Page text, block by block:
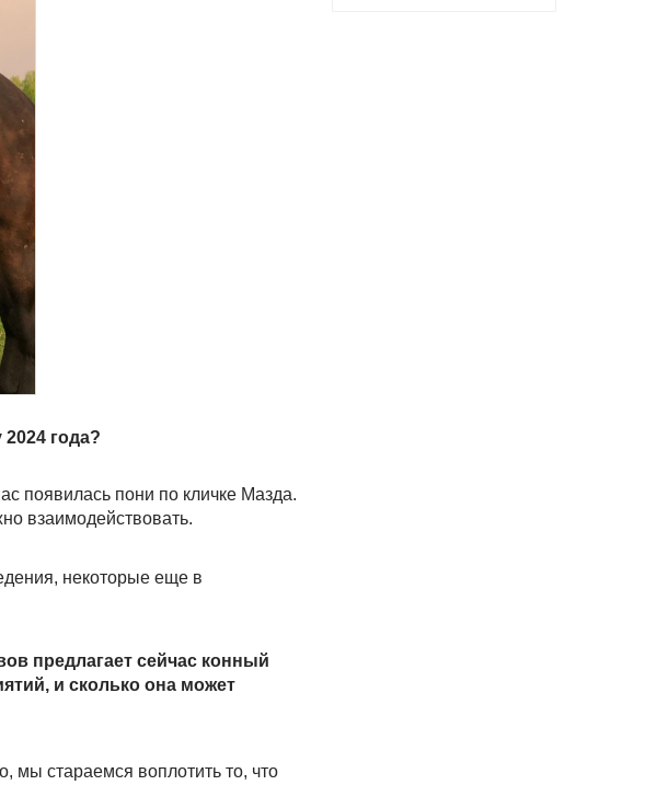
года?
появилась пони по кличке Мазда.
взаимодействовать.
некоторые еще в
предлагает сейчас конный
и сколько она может
мы стараемся воплотить то, что